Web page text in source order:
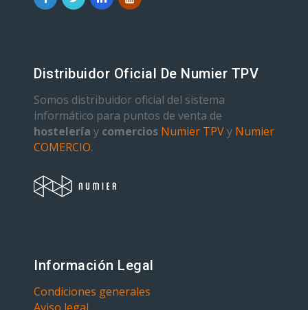
Distribuidor Oficial De Numier TPV
Somos distribuidor oficial del sistema
informático para puntos de venta de
hostelería y comercios Numier TPVy Numier
COMERCIO.
Información Legal
Condiciones generales